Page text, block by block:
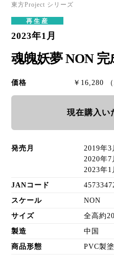
東方Project シリーズ
再生産
2023年1月
魂魄妖夢 NON
価格 ￥16,280 （
現在購入い
発売月
2019年3
2020年
2023年
JANコード
スケール NON
サイズ 全高約
製造 中国
商品形態 PVC製